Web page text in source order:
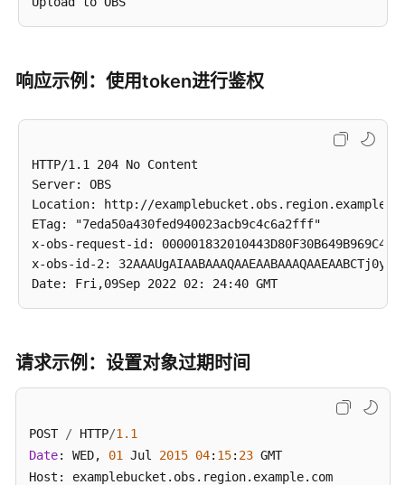
授
权
附
订
记
录
并
行
文
件
统
特
性
南
（安
卡
响应示例：使用token进行鉴权
HTTP/1.1 204 No Content
Server: OBS
Location: http://
ETag: "7eda50a430fed940023acb9c4c6a2fff"
x-obs-request-id: 000001832010443D80F30B649B969C47
x-obs-id-2:
请求示例：设置对象过期时间
POST / HTTP/1.1
Date: WED, 01 Jul 2015 04: 15: 23 GMT
Host: examplebucket.obs.region.example.com